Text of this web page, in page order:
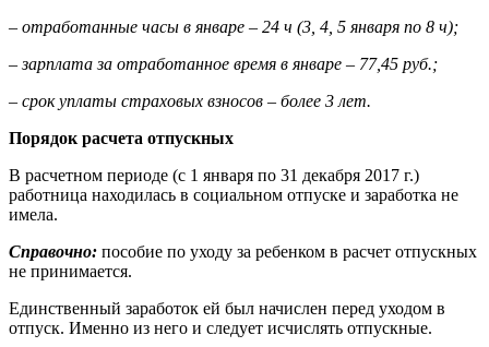
– отработанные часы в январе – 24 ч (3, 4, 5 января по 8 ч);
– зарплата за отработанное время в январе – 77,45 руб.;
– срок уплаты страховых взносов – более 3 лет.
Порядок расчета отпускных
В расчетном периоде (с 1 января по 31 декабря 2017 г.)
работница находилась в социальном отпуске и заработка не
имела.
Справочно: пособие по уходу за ребенком в расчет отпускных
не принимается.
Единственный заработок ей был начислен перед уходом в
отпуск. Именно из него и следует исчислять отпускные.